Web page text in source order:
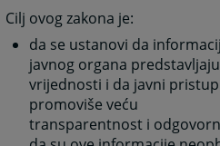
Cilj ovog zakona je:
da se ustanovi da
javnog organa
vrijednosti i da javni
promoviše veću
transparentnost i